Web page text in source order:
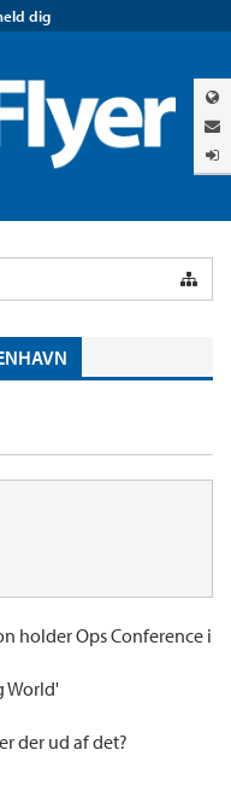
dig
holder Ops Conference i
World'
der ud af det?